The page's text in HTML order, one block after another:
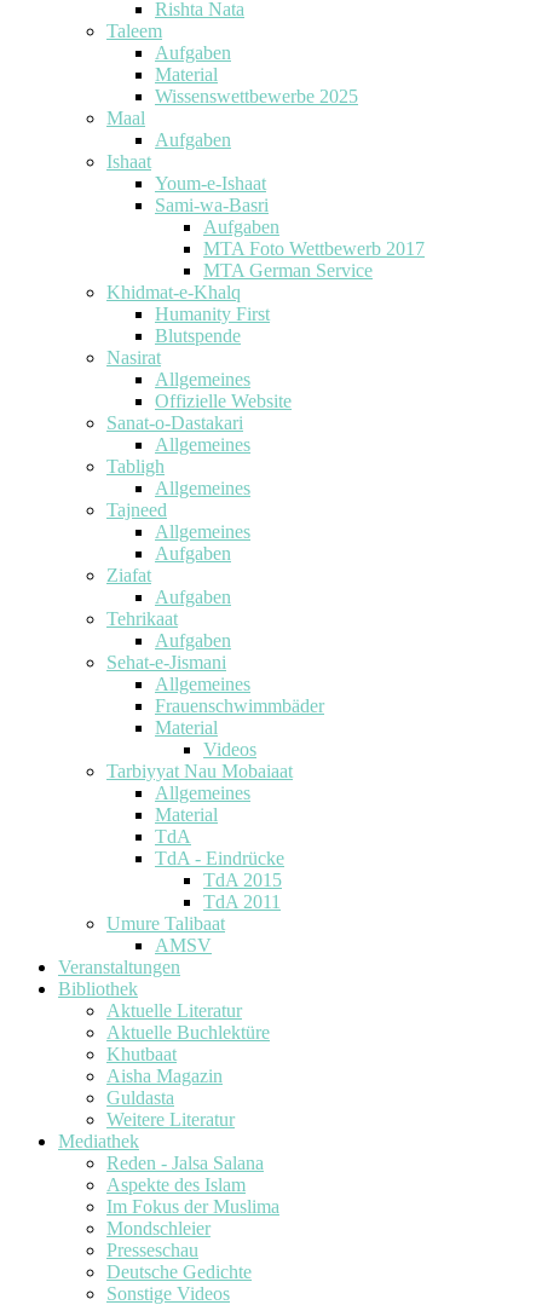
Rishta Nata
Taleem
Aufgaben
Material
Wissenswettbewerbe 2025
Maal
Aufgaben
Ishaat
Youm-e-Ishaat
Sami-wa-Basri
Aufgaben
MTA Foto Wettbewerb 2017
MTA German Service
Khidmat-e-Khalq
Humanity First
Blutspende
Nasirat
Allgemeines
Offizielle Website
Sanat-o-Dastakari
Allgemeines
Tabligh
Allgemeines
Tajneed
Allgemeines
Aufgaben
Ziafat
Aufgaben
Tehrikaat
Aufgaben
Sehat-e-Jismani
Allgemeines
Frauenschwimmbäder
Material
Videos
Tarbiyyat Nau Mobaiaat
Allgemeines
Material
TdA
TdA - Eindrücke
TdA 2015
TdA 2011
Umure Talibaat
AMSV
Veranstaltungen
Bibliothek
Aktuelle Literatur
Aktuelle Buchlektüre
Khutbaat
Aisha Magazin
Guldasta
Weitere Literatur
Mediathek
Reden - Jalsa Salana
Aspekte des Islam
Im Fokus der Muslima
Mondschleier
Presseschau
Deutsche Gedichte
Sonstige Videos